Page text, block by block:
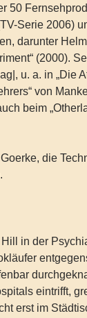
50
Serie 2006)
darunter
(2000).
u. a. in „Die
von
beim
die
in der
eintrifft,
erst im